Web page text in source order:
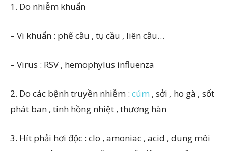
1. Do nhiễm khuẩn
– Vi khuẩn : phế cầu , tụ cầu , liên cầu…
– Virus : RSV , hemophylus influenza
2. Do các bệnh truyền nhiễm : cúm , sởi , ho gà , sốt
phát ban , tinh hồng nhiệt , thương hàn
3. Hít phải hơi độc : clo , amoniac , acid , dung môi